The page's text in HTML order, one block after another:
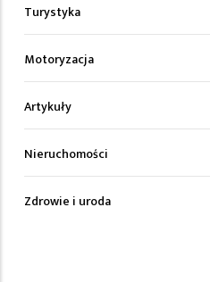
Turystyka
Motoryzacja
Artykuły
Nieruchomości
Zdrowie i uroda